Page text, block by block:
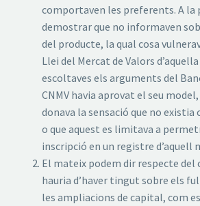
comportaven les preferents. A la
demostrar que no informaven
del producte, la qual cosa
Llei del Mercat de Valors
escoltaves els arguments del
CNMV havia aprovat el seu
donava la sensació que no
o que aquest es limitava a
inscripció en un registre d’aquell
El mateix podem dir respecte del
hauria d’haver tingut sobre els
les ampliacions de capital, com